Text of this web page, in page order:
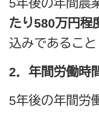
5年後の年間農
たり580万円程
込みであること
2．年間労働時
5年後の年間労